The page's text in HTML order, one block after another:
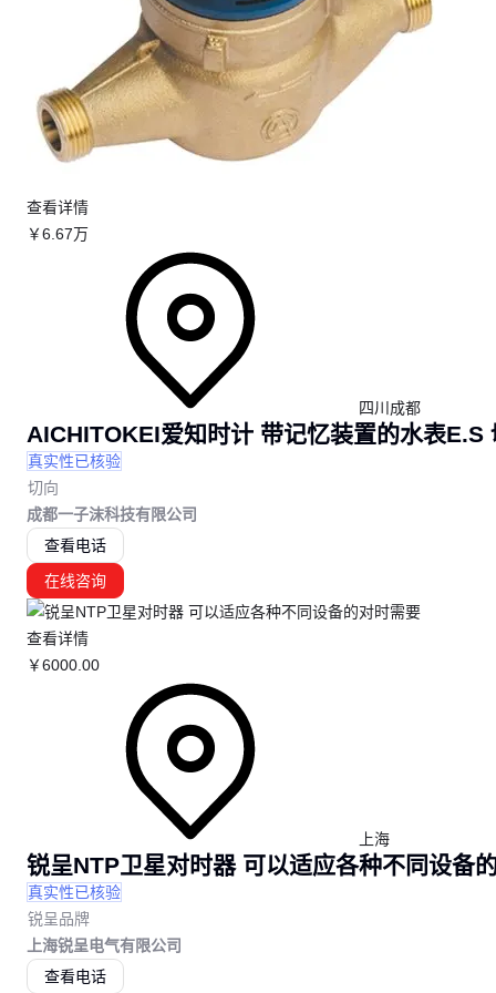
查看详情
￥6.67万
四川成都
AICHITOKEI爱知时计 带记忆装置的水表E.S
真实性已核验
切向
成都一子沫科技有限公司
查看电话
在线咨询
查看详情
￥6000.00
上海
锐呈NTP卫星对时器 可以适应各种不同设备
真实性已核验
锐呈品牌
上海锐呈电气有限公司
查看电话